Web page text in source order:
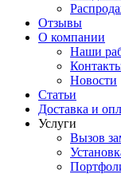
Отзывы
О компании
Наши
Новости
Статьи
Доставка и
Услуги
Вызов